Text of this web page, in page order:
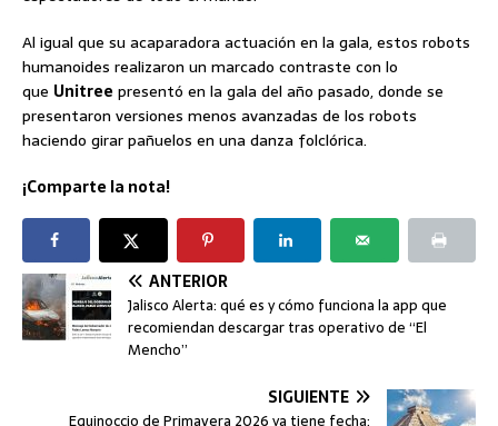
Al igual que su acaparadora actuación en la gala, estos robots
humanoides realizaron un marcado contraste con lo
que Unitree presentó en la gala del año pasado, donde se
presentaron versiones menos avanzadas de los robots
haciendo girar pañuelos en una danza folclórica.
¡Comparte la nota!
ANTERIOR
Jalisco Alerta: qué es y cómo funciona la app que
recomiendan descargar tras operativo de “El
Mencho”
SIGUIENTE
Equinoccio de Primavera 2026 ya tiene fecha: